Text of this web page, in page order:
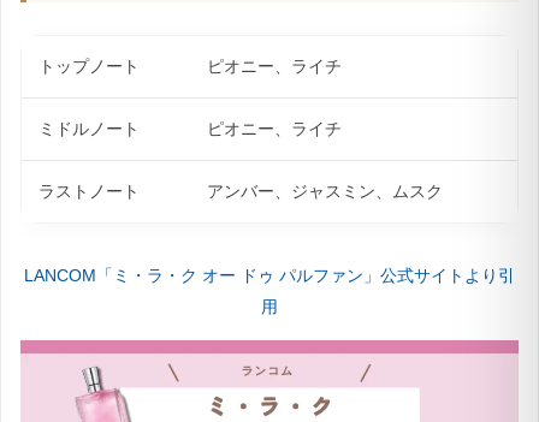
ているそうです。
トップノート ピオニー、ライチ
ミドルノート ピオニー、ライチ
ラストノート アンバー、ジャスミン、ムスク
LANCOM「ミ・ラ・ク オー ドゥ パルファン」公式サイトより引
用